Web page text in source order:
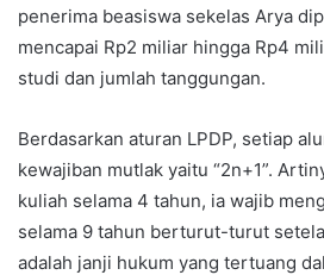
penerima beasiswa sekelas Arya
mencapai Rp2 miliar hingga Rp4
studi dan jumlah tanggungan.
Berdasarkan aturan LPDP, setiap
kewajiban mutlak yaitu “2n+1”.
kuliah selama 4 tahun, ia wajib
selama 9 tahun berturut-turut
adalah janji hukum yang tertuang